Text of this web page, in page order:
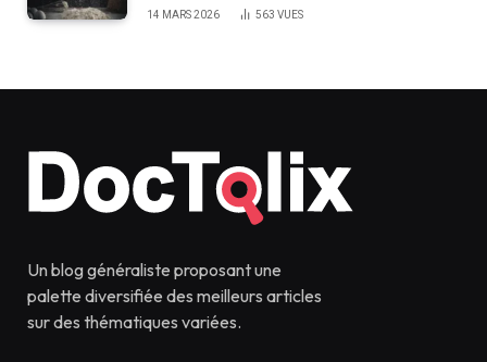
14 MARS 2026 563 VUES
Un blog généraliste proposant une
palette diversifiée des meilleurs articles
sur des thématiques variées.